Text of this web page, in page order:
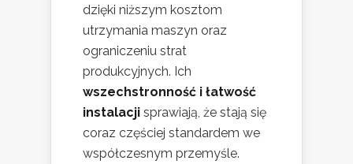
dzięki niższym kosztom
utrzymania maszyn oraz
ograniczeniu strat
produkcyjnych. Ich
wszechstronność i łatwość
instalacji sprawiają, że stają się
coraz częściej standardem we
współczesnym przemyśle.